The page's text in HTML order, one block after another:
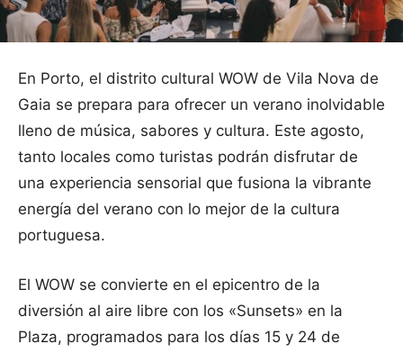
En Porto, el distrito cultural WOW de Vila Nova de
Gaia se prepara para ofrecer un verano inolvidable
lleno de música, sabores y cultura. Este agosto,
tanto locales como turistas podrán disfrutar de
una experiencia sensorial que fusiona la vibrante
energía del verano con lo mejor de la cultura
portuguesa.
El WOW se convierte en el epicentro de la
diversión al aire libre con los «Sunsets» en la
Plaza, programados para los días 15 y 24 de